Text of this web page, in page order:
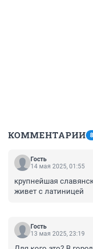
КОММЕНТАРИИ
Гость
14 мая 2025, 01:55
крупнейшая
живет с латиницей
Гость
13 мая 2025, 23:19